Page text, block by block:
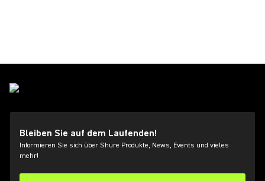
Bleiben Sie auf dem Laufenden!
Informieren Sie sich über Shure Produkte, News, Events und vieles
mehr!